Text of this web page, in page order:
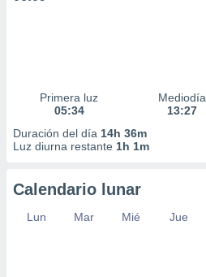
Primera luz
05:34
Mediodía
13:27
Duración del día 14h 36m
Luz diurna restante 1h 1m
Calendario lunar
Lun Mar Mié Jue